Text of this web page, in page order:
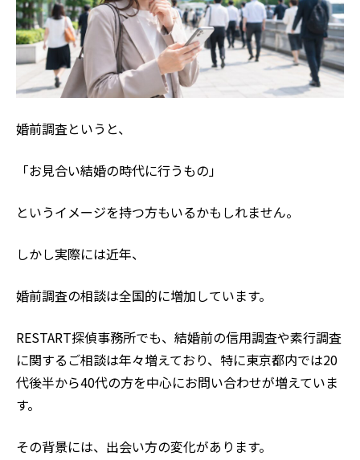
婚前調査というと、
「お見合い結婚の時代に行うもの」
というイメージを持つ方もいるかもしれません。
しかし実際には近年、
婚前調査の相談は全国的に増加しています。
RESTART探偵事務所でも、結婚前の信用調査や素行調査
に関するご相談は年々増えており、特に東京都内では20
代後半から40代の方を中心にお問い合わせが増えていま
す。
その背景には、出会い方の変化があります。